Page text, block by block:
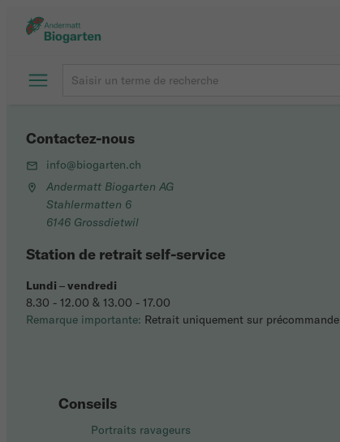
Conseils
Portraits ravageurs
Contactez-nous
info@biogarten.ch
Andermatt Biogarten AG
Stahlermatten 6
6146 Grossdietwil
Station de retrait self-service
Lundi –vendredi
8.30 - 12.00 & 13.00 - 17.00
Remarque importante: Retrait uniquement sur précommande